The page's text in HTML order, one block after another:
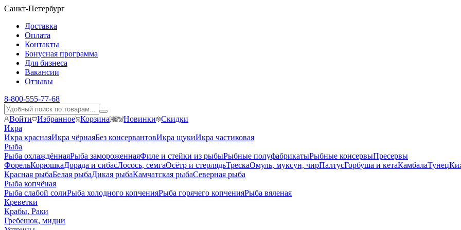
Санкт-Петербург
Доставка
Оплата
Контакты
Бонусная программа
Для бизнеса
Вакансии
Отзывы
8-800-555-77-68
Войти Избранное Корзина Новинки Скидки
Икра
Икра краснаяИкра чёрнаяБез консервантовИкра щукиИкра частиковая
Рыба
Рыба охлаждённаяРыба замороженнаяФиле и стейки из рыбыРыбные полуфабрикатыРыбные консервыПресервы
ФорельКорюшкаДорада и сибасЛосось, семгаОсётр и стерлядьТрескаОмуль, муксун, чирПалтусГорбуша и кетаКамбалаТунец
Красная рыбаБелая рыбаДикая рыбаКамчатская рыбаСеверная рыба
Рыба копчёная
Рыба слабой солиРыба холодного копченияРыба горячего копченияРыба вяленая
Креветки
Крабы, Раки
Гребешок, мидии